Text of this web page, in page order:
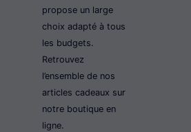
propose un large
choix adapté à tous
les budgets.
Retrouvez
l’ensemble de nos
articles cadeaux sur
notre boutique en
ligne.